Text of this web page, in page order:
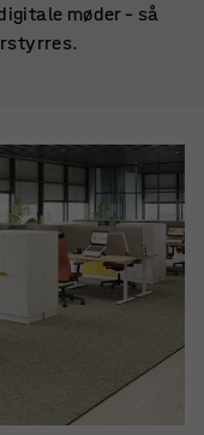
møder – så